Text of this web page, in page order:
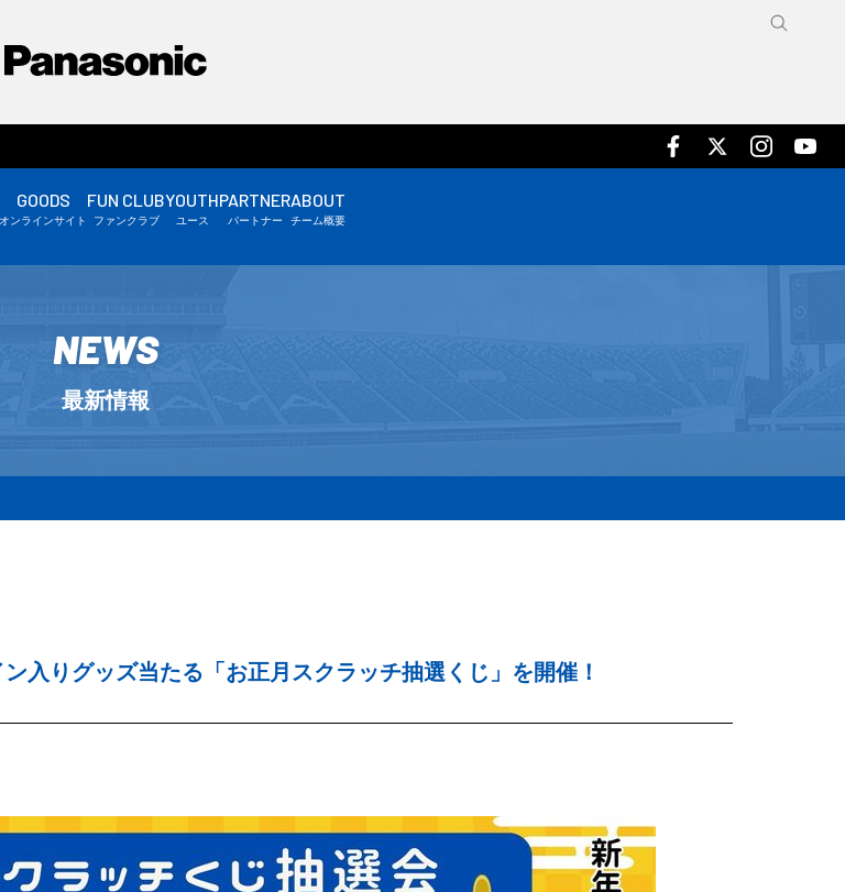
GOODS
オンラインサイト
FUN CLUB
ファンクラブ
YOUTH
ユース
PARTNER
パートナー
ABOUT
チーム概要
NEWS
最新情報
入りグッズ当たる「お正月スクラッチ抽選くじ」を開催！